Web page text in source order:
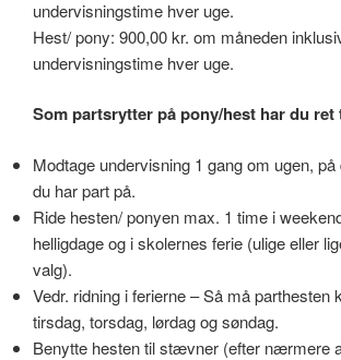
undervisningstime hver uge.
Hest/ pony: 900,00 kr. om måneden
undervisningstime hver uge.
Som partsrytter på pony/hest har du ret
Modtage undervisning 1 gang om ugen,
du har part på.
Ride hesten/ ponyen max. 1 time i
helligdage og i skolernes ferie (ulige eller
valg).
Vedr. ridning i ferierne – Så må parthesten
tirsdag, torsdag, lørdag og søndag.
Benytte hesten til stævner (efter nærmere